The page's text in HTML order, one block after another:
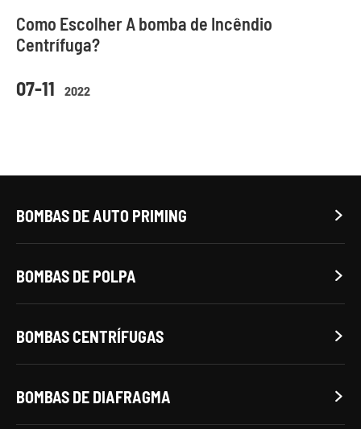
07-11 2022
Como Escolher A bomba de Incêndio
Centrífuga?
BOMBAS DE AUTO PRIMING 
BOMBAS DE POLPA 
BOMBAS CENTRÍFUGAS 
BOMBAS DE DIAFRAGMA 